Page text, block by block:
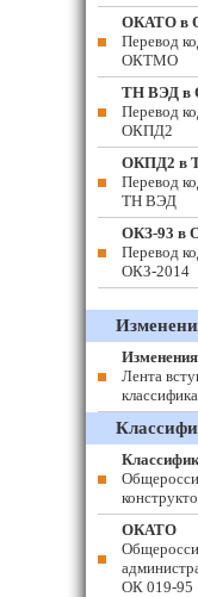
ОКАТО в
Перевод
ОКТМО
ТН ВЭД в
Перевод
ОКПД2
ОКПД2 в
Перевод
ТН ВЭД
ОКЗ-93 в
Перевод
ОКЗ-2014
Лента
ОКАТО
ОК 019-95